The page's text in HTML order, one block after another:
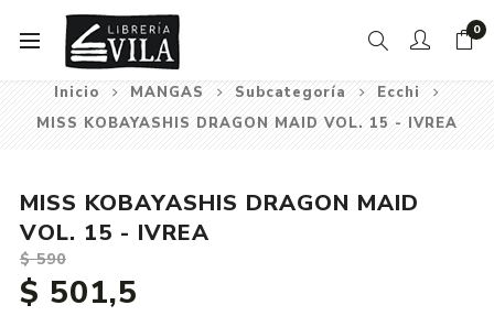
0
Inicio MANGAS Subcategoría
Ecchi
MISS KOBAYASHIS DRAGON MAID VOL. 15 - IVREA
MISS KOBAYASHIS DRAGON MAID
VOL. 15 - IVREA
$ 590
$ 501,5